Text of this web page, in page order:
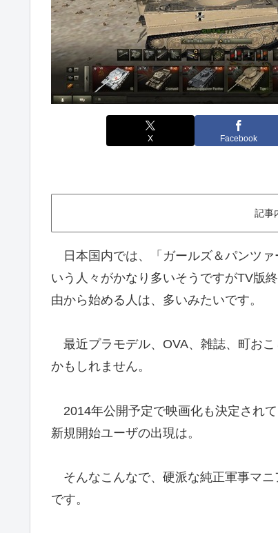
X Facebook
記事
日本国内では、「ガールズ＆パンツァ
いう人々がかなり多いそうですがTV版
由から始める人は、多いみたいです。
最近プラモデル、OVA、雑誌、町お
かもしれません。
2014年公開予定で映画化も決定され
新規開始ユーザの出現は。
そんなこんなで、硬派な純正軍事マ
です。